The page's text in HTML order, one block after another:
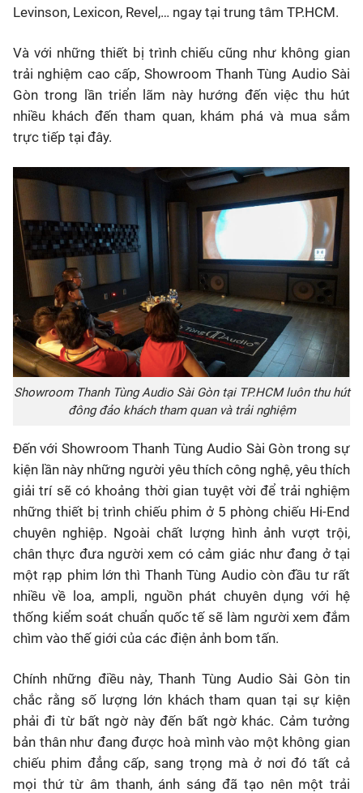
Levinson, Lexicon, Revel,… ngay tại trung tâm TP.HCM.
Và với những thiết bị trình chiếu cũng như không gian
trải nghiệm cao cấp, Showroom Thanh Tùng Audio Sài
Gòn trong lần triển lãm này hướng đến việc thu hút
nhiều khách đến tham quan, khám phá và mua sắm
trực tiếp tại đây.
Showroom Thanh Tùng Audio Sài Gòn tại TP.HCM luôn thu hút
đông đảo khách tham quan và trải nghiệm
Đến với Showroom Thanh Tùng Audio Sài Gòn trong sự
kiện lần này những người yêu thích công nghệ, yêu thích
giải trí sẽ có khoảng thời gian tuyệt vời để trải nghiệm
những thiết bị trình chiếu phim ở 5 phòng chiếu Hi-End
chuyên nghiệp. Ngoài chất lượng hình ảnh vượt trội,
chân thực đưa người xem có cảm giác như đang ở tại
một rạp phim lớn thì Thanh Tùng Audio còn đầu tư rất
nhiều về loa, ampli, nguồn phát chuyên dụng với hệ
thống kiểm soát chuẩn quốc tế sẽ làm người xem đắm
chìm vào thế giới của các điện ảnh bom tấn.
Chính những điều này, Thanh Tùng Audio Sài Gòn tin
chắc rằng số lượng lớn khách tham quan tại sự kiện
phải đi từ bất ngờ này đến bất ngờ khác. Cảm tưởng
bản thân như đang được hoà mình vào một không gian
chiếu phim đẳng cấp, sang trọng mà ở nơi đó tất cả
mọi thứ từ âm thanh, ánh sáng đã tạo nên một trải